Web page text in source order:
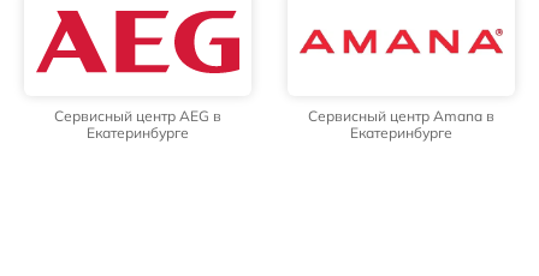
Сервисный центр AEG в
Екатеринбурге
Сервисный центр Amana в
Екатеринбурге